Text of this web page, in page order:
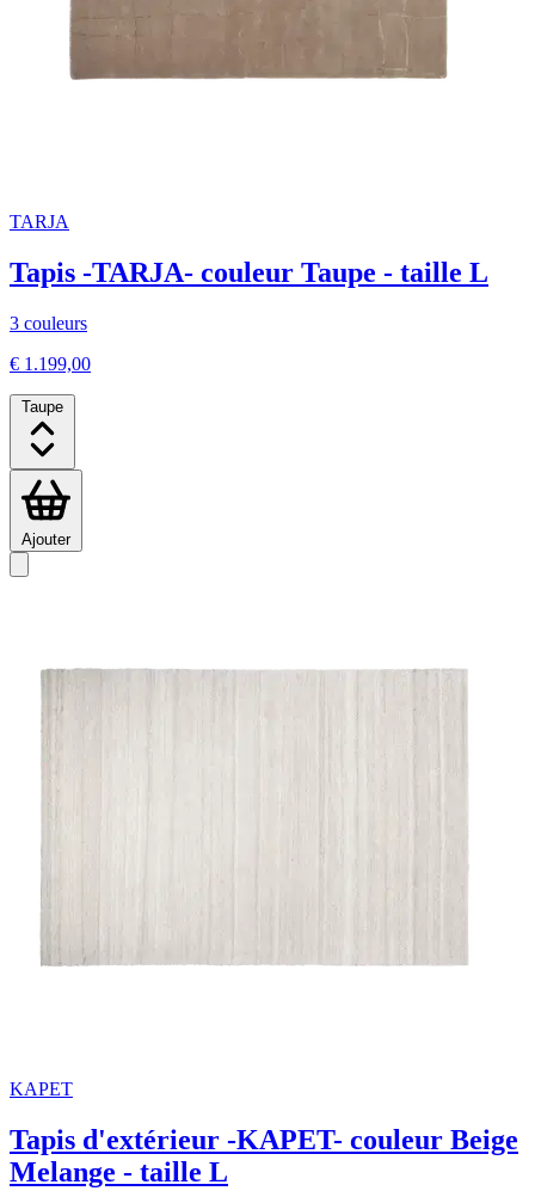
TARJA
Tapis -TARJA- couleur Taupe - taille L
3 couleurs
€ 1.199,00
Taupe
Ajouter
KAPET
Tapis d'extérieur -KAPET- couleur Beige
Melange - taille L